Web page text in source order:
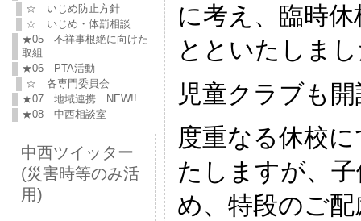
☆ いじめ防止方針
☆ いじめ・体罰相談
★05 不祥事根絶に向けた
取組
★06 PTA活動
☆ 各専門委員会
★07 地域連携 NEW!!
★08 中西相談室
中西ツイッター
(災害時等のみ活
用)
に考え、臨時
とといたしま
児童クラブも
度重なる休校
たしますが、
め、特段のご